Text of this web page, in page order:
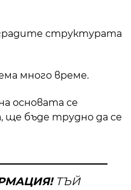
структурата
много време.
основата се
ще бъде трудно да се
ТЪЙ